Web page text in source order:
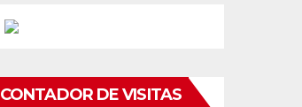
CONTADOR DE VISITAS